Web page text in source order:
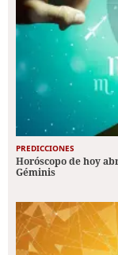
PREDICCIONES
Horóscopo de hoy
Géminis